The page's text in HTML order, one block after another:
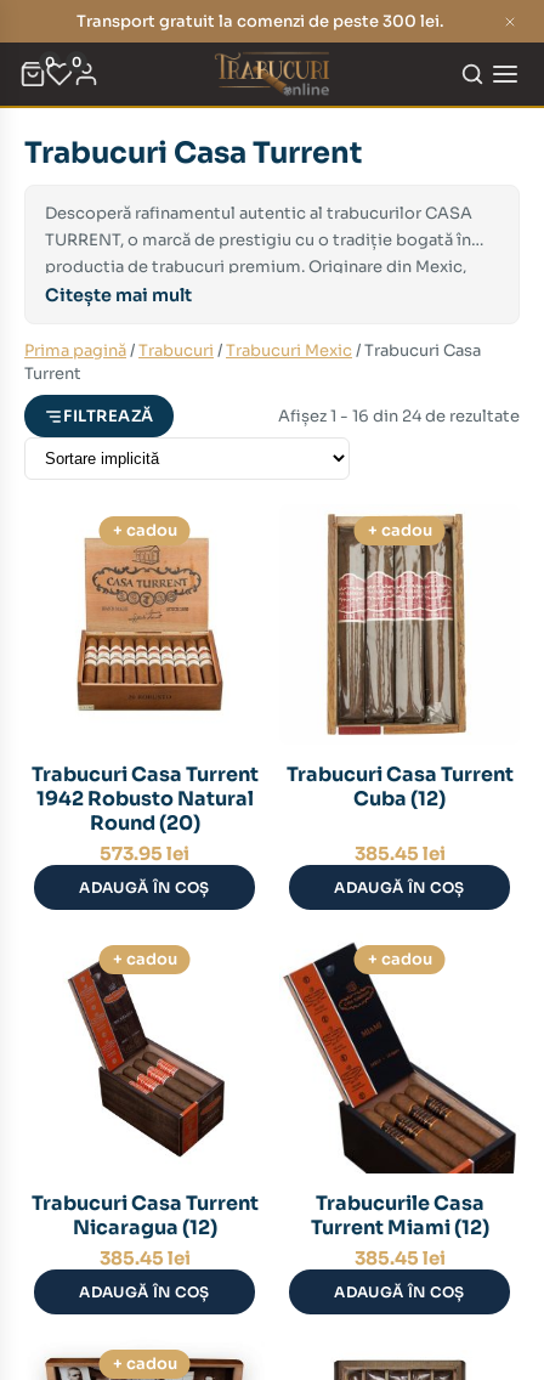
Transport gratuit la comenzi de peste 300 lei.
0 0
Trabucuri Casa Turrent
Descoperă rafinamentul autentic al trabucurilor CASA
TURRENT, o marcă de prestigiu cu o tradiție bogată în
producția de trabucuri premium. Originare din Mexic,
trabucurile Casa Turrent sunt recunoscute pentru
măiestria artizanală care a fost perfecționată de-a lungul
generațiilor.
Citește mai mult
Prima pagină/Trabucuri /Trabucuri Mexic / Trabucuri Casa
Turrent
FILTREAZĂ Afișez 1 - 16 din 24 de rezultate
+ cadou
Trabucuri Casa Turrent
1942 Robusto Natural
Round (20)
573.95 lei
ADAUGĂ ÎN COȘ
+ cadou
Trabucuri Casa Turrent
Cuba (12)
385.45 lei
ADAUGĂ ÎN COȘ
+ cadou
Trabucuri Casa Turrent
Nicaragua (12)
385.45 lei
ADAUGĂ ÎN COȘ
+ cadou
Trabucurile Casa
Turrent Miami (12)
385.45 lei
ADAUGĂ ÎN COȘ
+ cadou